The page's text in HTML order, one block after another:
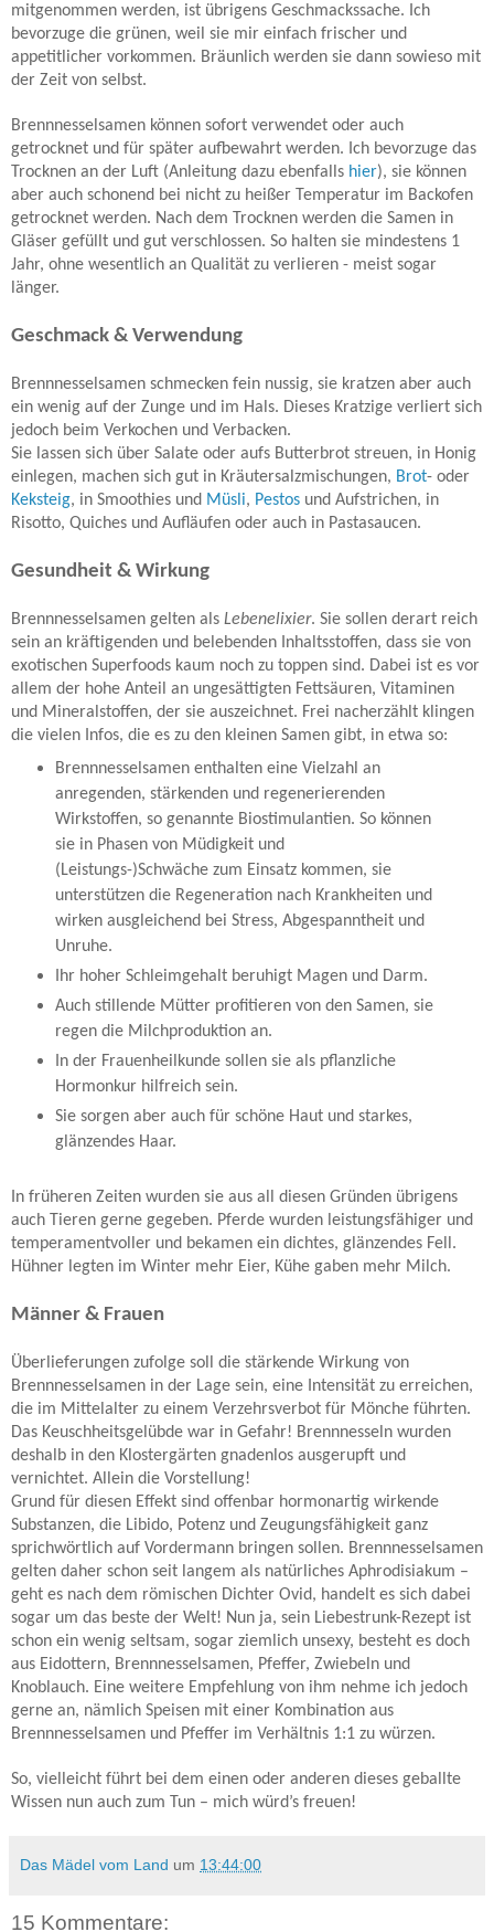
mitgenommen werden, ist übrigens Geschmackssache. Ich
bevorzuge die grünen, weil sie mir einfach frischer und
appetitlicher vorkommen. Bräunlich werden sie dann sowieso mit
der Zeit von selbst.
Brennnesselsamen können sofort verwendet oder auch
getrocknet und für später aufbewahrt werden. Ich bevorzuge das
Trocknen an der Luft (Anleitung dazu ebenfalls hier), sie können
aber auch schonend bei nicht zu heißer Temperatur im Backofen
getrocknet werden. Nach dem Trocknen werden die Samen in
Gläser gefüllt und gut verschlossen. So halten sie mindestens 1
Jahr, ohne wesentlich an Qualität zu verlieren - meist sogar
länger.
Geschmack & Verwendung
Brennnesselsamen schmecken fein nussig, sie kratzen aber auch
ein wenig auf der Zunge und im Hals. Dieses Kratzige verliert sich
jedoch beim Verkochen und Verbacken.
Sie lassen sich über Salate oder aufs Butterbrot streuen, in Honig
einlegen, machen sich gut in Kräutersalzmischungen, Brot- oder
Keksteig, in Smoothies und Müsli, Pestos und Aufstrichen, in
Risotto, Quiches und Aufläufen oder auch in Pastasaucen.
Gesundheit & Wirkung
Brennnesselsamen gelten als Lebenelixier. Sie sollen derart reich
sein an kräftigenden und belebenden Inhaltsstoffen, dass sie von
exotischen Superfoods kaum noch zu toppen sind. Dabei ist es vor
allem der hohe Anteil an ungesättigten Fettsäuren, Vitaminen
und Mineralstoffen, der sie auszeichnet. Frei nacherzählt klingen
die vielen Infos, die es zu den kleinen Samen gibt, in etwa so:
Brennnesselsamen enthalten eine Vielzahl an
anregenden, stärkenden und regenerierenden
Wirkstoffen, so genannte Biostimulantien. So können
sie in Phasen von Müdigkeit und
(Leistungs-)Schwäche zum Einsatz kommen, sie
unterstützen die Regeneration nach Krankheiten und
wirken ausgleichend bei Stress, Abgespanntheit und
Unruhe.
Ihr hoher Schleimgehalt beruhigt Magen und Darm.
Auch stillende Mütter profitieren von den Samen, sie
regen die Milchproduktion an.
In der Frauenheilkunde sollen sie als pflanzliche
Hormonkur hilfreich sein.
Sie sorgen aber auch für schöne Haut und starkes,
glänzendes Haar.
In früheren Zeiten wurden sie aus all diesen Gründen übrigens
auch Tieren gerne gegeben. Pferde wurden leistungsfähiger und
temperamentvoller und bekamen ein dichtes, glänzendes Fell.
Hühner legten im Winter mehr Eier, Kühe gaben mehr Milch.
Männer & Frauen
Überlieferungen zufolge soll die stärkende Wirkung von
Brennnesselsamen in der Lage sein, eine Intensität zu erreichen,
die im Mittelalter zu einem Verzehrsverbot für Mönche führten.
Das Keuschheitsgelübde war in Gefahr! Brennnesseln wurden
deshalb in den Klostergärten gnadenlos ausgerupft und
vernichtet. Allein die Vorstellung!
Grund für diesen Effekt sind offenbar hormonartig wirkende
Substanzen, die Libido, Potenz und Zeugungsfähigkeit ganz
sprichwörtlich auf Vordermann bringen sollen. Brennnesselsamen
gelten daher schon seit langem als natürliches Aphrodisiakum –
geht es nach dem römischen Dichter Ovid, handelt es sich dabei
sogar um das beste der Welt! Nun ja, sein Liebestrunk-Rezept ist
schon ein wenig seltsam, sogar ziemlich unsexy, besteht es doch
aus Eidottern, Brennnesselsamen, Pfeffer, Zwiebeln und
Knoblauch. Eine weitere Empfehlung von ihm nehme ich jedoch
gerne an, nämlich Speisen mit einer Kombination aus
Brennnesselsamen und Pfeffer im Verhältnis 1:1 zu würzen.
So, vielleicht führt bei dem einen oder anderen dieses geballte
Wissen nun auch zum Tun – mich würd’s freuen!
Das Mädel vom Land um 13:44:00
15 Kommentare: